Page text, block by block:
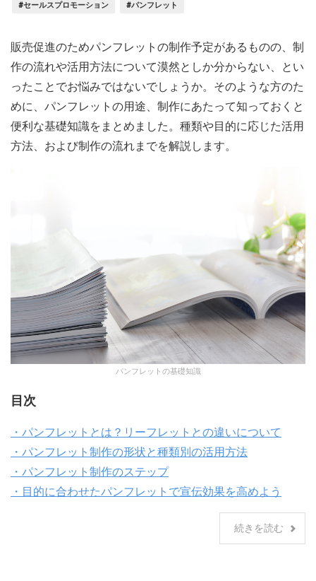
#セールスプロモーション #パンフレット
販売促進のためパンフレットの制作予定があるものの、制
作の流れや活用方法について漠然としか分からない、とい
ったことでお悩みではないでしょうか。そのような方のた
めに、パンフレットの用途、制作にあたって知っておくと
便利な基礎知識をまとめました。種類や目的に応じた活用
方法、および制作の流れまでを解説します。
パンフレットの基礎知識
目次
・パンフレットとは？リーフレットとの違いについて
・パンフレット制作の形状と種類別の活用方法
・パンフレット制作のステップ
・目的に合わせたパンフレットで宣伝効果を高めよう
続きを読む